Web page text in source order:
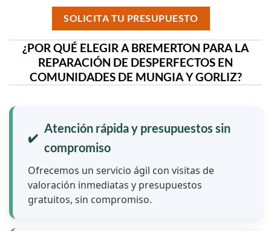
SOLICITA TU PRESUPUESTO
¿POR QUÉ ELEGIR A BREMERTON PARA LA
REPARACIÓN DE DESPERFECTOS EN
COMUNIDADES DE MUNGIA Y GORLIZ?
Atención rápida y presupuestos sin
compromiso
Ofrecemos un servicio ágil con visitas de
valoración inmediatas y presupuestos
gratuitos, sin compromiso.